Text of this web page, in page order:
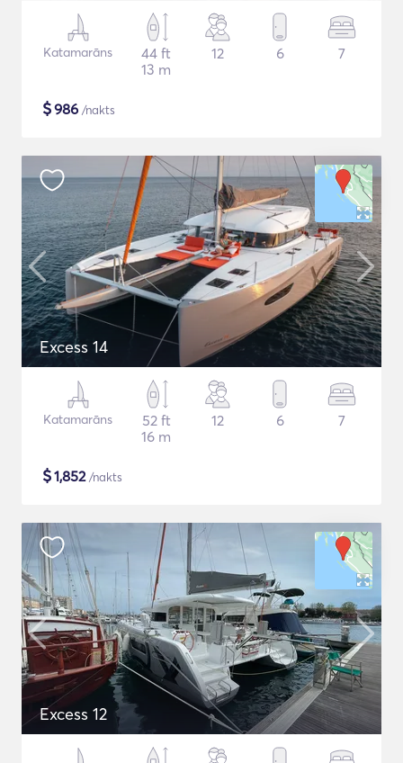
Katamarāns
44 ft
13 m
12 6 7
$986 /nakts
Excess 14
Katamarāns
52 ft
16 m
12 6 7
$1,852/nakts
Excess 12